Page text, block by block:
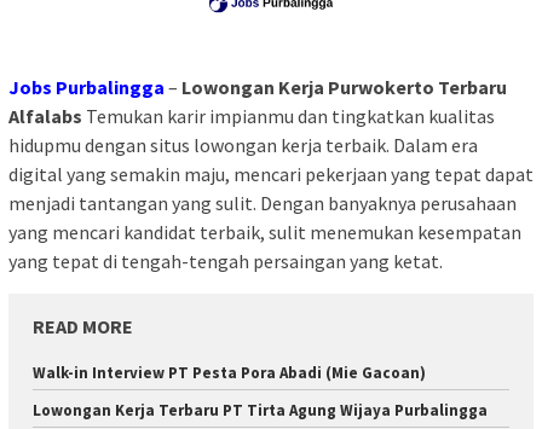
Jobs Purbalingga – Lowongan Kerja Purwokerto Terbaru
Alfalabs Temukan karir impianmu dan tingkatkan kualitas
hidupmu dengan situs lowongan kerja terbaik. Dalam era
digital yang semakin maju, mencari pekerjaan yang tepat dapat
menjadi tantangan yang sulit. Dengan banyaknya perusahaan
yang mencari kandidat terbaik, sulit menemukan kesempatan
yang tepat di tengah-tengah persaingan yang ketat.
READ MORE
Walk-in Interview PT Pesta Pora Abadi (Mie Gacoan)
Lowongan Kerja Terbaru PT Tirta Agung Wijaya Purbalingga